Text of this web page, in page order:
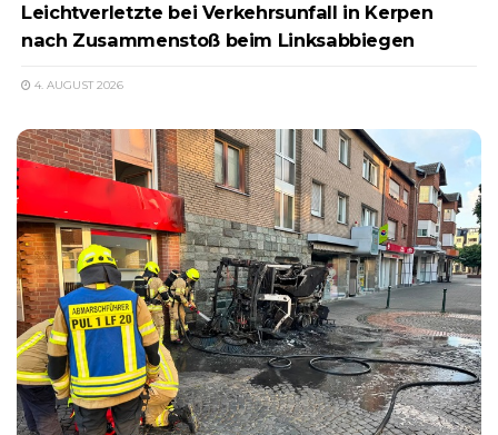
Leichtverletzte bei Verkehrsunfall in Kerpen
nach Zusammenstoß beim Linksabbiegen
4. AUGUST 2026